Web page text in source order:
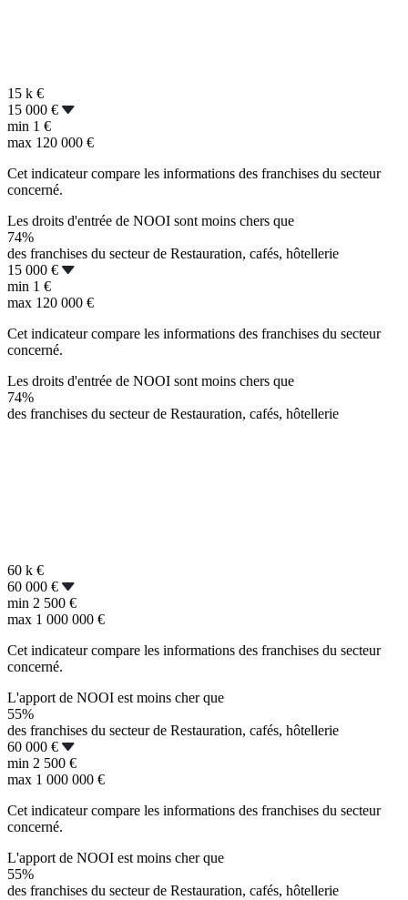
15 k €
15 000 €
min 1 €
max 120 000 €
Cet indicateur compare les informations des franchises du secteur
concerné.
Les droits d'entrée de NOOI sont moins chers que
74%
des franchises du secteur de Restauration, cafés, hôtellerie
15 000 €
min 1 €
max 120 000 €
Cet indicateur compare les informations des franchises du secteur
concerné.
Les droits d'entrée de NOOI sont moins chers que
74%
des franchises du secteur de Restauration, cafés, hôtellerie
60 k €
60 000 €
min 2 500 €
max 1 000 000 €
Cet indicateur compare les informations des franchises du secteur
concerné.
L'apport de NOOI est moins cher que
55%
des franchises du secteur de Restauration, cafés, hôtellerie
60 000 €
min 2 500 €
max 1 000 000 €
Cet indicateur compare les informations des franchises du secteur
concerné.
L'apport de NOOI est moins cher que
55%
des franchises du secteur de Restauration, cafés, hôtellerie